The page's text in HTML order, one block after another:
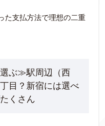
た支払方法で理想の二重
ぶ≫駅周辺（西
目？新宿には選べ
くさん